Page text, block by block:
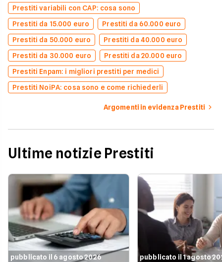
Prestiti variabili con CAP: cosa sono
Prestiti da 15.000 euro
Prestiti da 60.000 euro
Prestiti da 50.000 euro
Prestiti da 40.000 euro
Prestiti da 30.000 euro
Prestiti da 20.000 euro
Prestiti Enpam: i migliori prestiti per medici
Prestiti NoiPA: cosa sono e come richiederli
Argomenti in evidenza Prestiti
Ultime notizie Prestiti
pubblicato il 6 agosto 2026 pubblicato il 1 agosto